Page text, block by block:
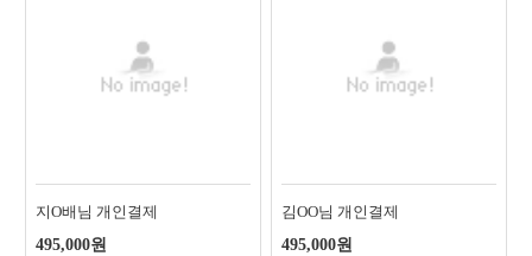
지O배님 개인결제
495,000원
김OO님 개인결제
495,000원